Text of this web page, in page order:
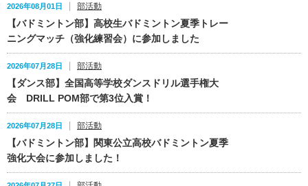
2026年08月01日 部活動
【バドミントン部】高校生バドミントン夏季トレー
ニングマッチ（強化練習会）に参加しました
2026年07月28日 部活動
【ダンス部】全国高等学校ダンスドリル選手権大
会 DRILL POM部で第3位入賞！
2026年07月28日 部活動
【バドミントン部】関東公立高校バドミントン夏季
強化大会に参加しました！